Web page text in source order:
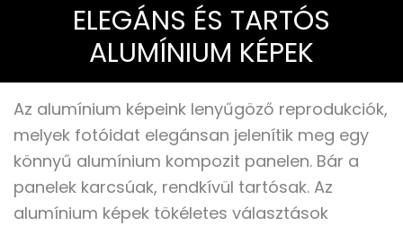
ELEGÁNS ÉS TARTÓS
ALUMÍNIUM KÉPEK
Az alumínium képeink lenyűgöző reprodukciók,
melyek fotóidat elegánsan jelenítik meg egy
könnyű alumínium kompozit panelen. Bár a
panelek karcsúak, rendkívül tartósak. Az
alumínium képek tökéletes választások